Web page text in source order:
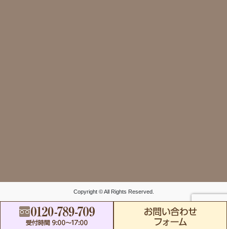
Copyright © All Rights Reserved.